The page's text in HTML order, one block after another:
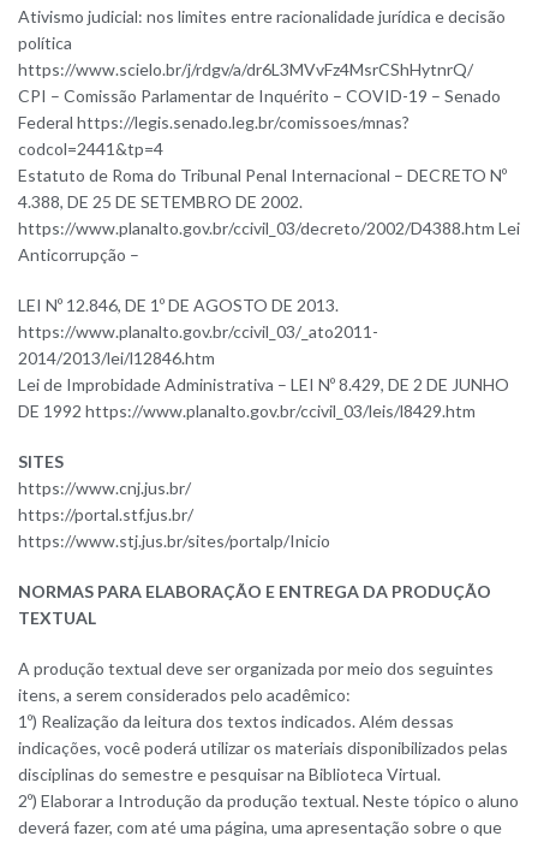
Ativismo judicial: nos limites entre racionalidade jurídica e decisão
política
https://www.scielo.br/j/rdgv/a/dr6L3MVvFz4MsrCShHytnrQ/
CPI – Comissão Parlamentar de Inquérito – COVID-19 – Senado
Federal https://legis.senado.leg.br/comissoes/mnas?
codcol=2441&tp=4
Estatuto de Roma do Tribunal Penal Internacional – DECRETO Nº
4.388, DE 25 DE SETEMBRO DE 2002.
https://www.planalto.gov.br/ccivil_03/decreto/2002/D4388.htm Lei
Anticorrupção –
LEI Nº 12.846, DE 1º DE AGOSTO DE 2013.
https://www.planalto.gov.br/ccivil_03/_ato2011-
2014/2013/lei/l12846.htm
Lei de Improbidade Administrativa – LEI Nº 8.429, DE 2 DE JUNHO
DE 1992 https://www.planalto.gov.br/ccivil_03/leis/l8429.htm
SITES
https://www.cnj.jus.br/
https://portal.stf.jus.br/
https://www.stj.jus.br/sites/portalp/Inicio
NORMAS PARA ELABORAÇÃO E ENTREGA DA PRODUÇÃO
TEXTUAL
A produção textual deve ser organizada por meio dos seguintes
itens, a serem considerados pelo acadêmico:
1º) Realização da leitura dos textos indicados. Além dessas
indicações, você poderá utilizar os materiais disponibilizados pelas
disciplinas do semestre e pesquisar na Biblioteca Virtual.
2º) Elaborar a Introdução da produção textual. Neste tópico o aluno
deverá fazer, com até uma página, uma apresentação sobre o que